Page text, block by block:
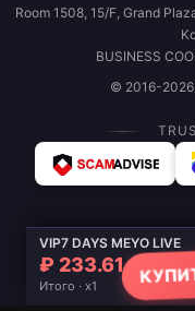
VIP7 DAYS MEYO LIVE
₽ 233.61
Итого · x1
Room 1508, 15/F, Grand
BUSINESS
© 2016-2026